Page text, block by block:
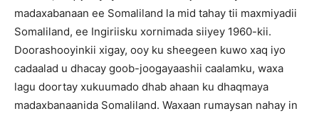
madaxabanaan ee Somaliland la mid tahay tii maxmiyadii
Somaliland, ee Ingiriisku xornimada siiyey 1960-kii.
Doorashooyinkii xigay, ooy ku sheegeen kuwo xaq iyo
cadaalad u dhacay goob-joogayaashii caalamku, waxa
lagu doortay xukuumado dhab ahaan ku dhaqmaya
madaxbanaanida Somaliland. Waxaan rumaysan nahay in